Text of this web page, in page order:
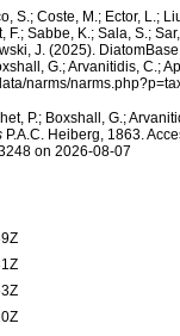
S.; Coste, M.; Ector, L.;
F.; Sabbe, K.; Sala, S.;
J. (2025).
G.; Arvanitidis, C.;
narms/
P.; Boxshall, G.;
P.A.C. Heiberg, 1863.
on 2026-08-07